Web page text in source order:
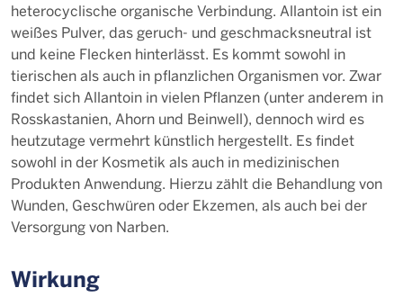
heterocyclische organische Verbindung. Allantoin ist ein
weißes Pulver, das geruch- und geschmacksneutral ist
und keine Flecken hinterlässt. Es kommt sowohl in
tierischen als auch in pflanzlichen Organismen vor. Zwar
findet sich Allantoin in vielen Pflanzen (unter anderem in
Rosskastanien, Ahorn und Beinwell), dennoch wird es
heutzutage vermehrt künstlich hergestellt. Es findet
sowohl in der Kosmetik als auch in medizinischen
Produkten Anwendung. Hierzu zählt die Behandlung von
Wunden, Geschwüren oder Ekzemen, als auch bei der
Versorgung von Narben.
Wirkung